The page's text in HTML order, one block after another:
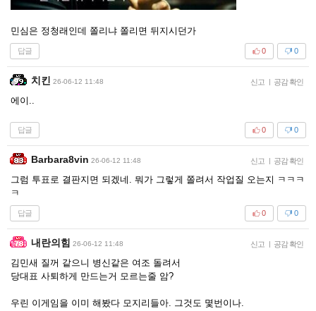
민심은 정청래인데 쫄리냐 쫄리면 뒤지시던가
답글 0
0
치킨 26-06-12 11:48 신고 | 공감 확인
에이..
답글 0
0
Barbara8vin 26-06-12 11:48 신고 | 공감 확인
그럼 투표로 결판지면 되겠네. 뭐가 그렇게 쫄려서 작업질 오는지 ㅋㅋㅋ
ㅋ
답글 0
0
내란의힘 26-06-12 11:48 신고 | 공감 확인
김민새 질꺼 같으니 병신같은 여조 돌려서
당대표 사퇴하게 만드는거 모르는줄 암?
우린 이게임을 이미 해봤다 모지리들아. 그것도 몇번이나.